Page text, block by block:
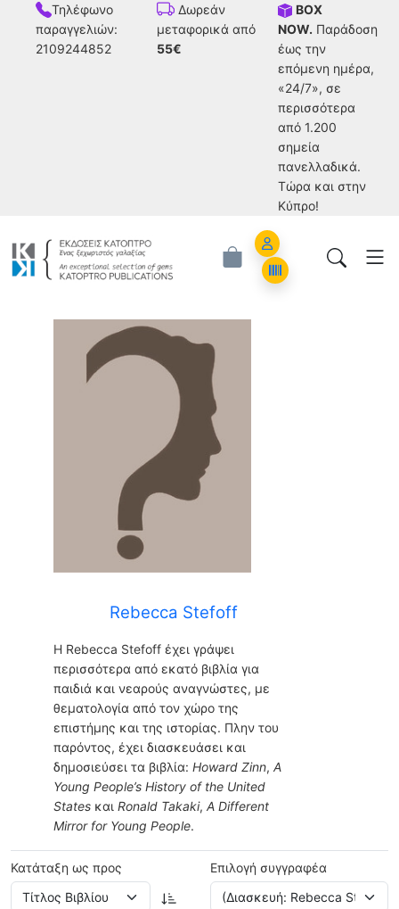
Τηλέφωνο
παραγγελιών:
2109244852
Δωρεάν
μεταφορικά από
55€
BOX
NOW. Παράδοση
έως την
επόμενη ημέρα,
«24/7», σε
περισσότερα
από 1.200
σημεία
πανελλαδικά.
Tώρα και στην
Κύπρο!
Account
Orders
(Διασκευή: Rebecca Stefoff)
Rebecca Stefoff
Η Rebecca Stefoff έχει γράψει
περισσότερα από εκατό βιβλία για
παιδιά και νεαρούς αναγνώστες, με
θεματολογία από τον χώρο της
επιστήμης και της ιστορίας. Πλην του
παρόντος, έχει διασκευάσει και
δημοσιεύσει τα βιβλία: Howard Zinn, A
Young People’s History of the United
States και Ronald Takaki, A Different
Mirror for Young People.
Κατάταξη ως προς Επιλογή συγγραφέα